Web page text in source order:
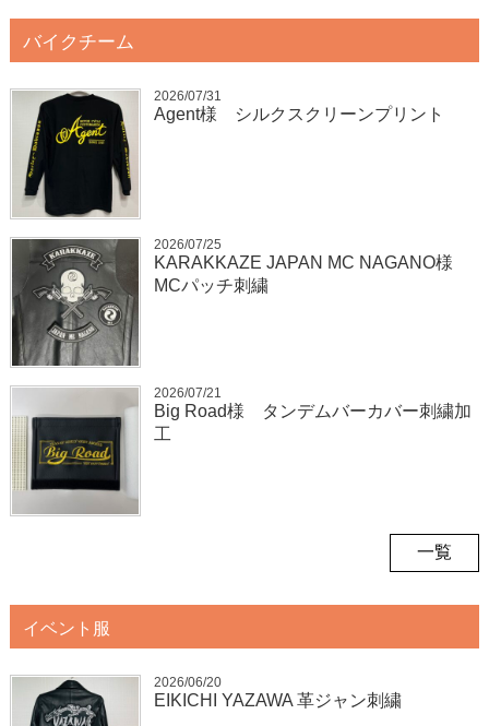
バイクチーム
2026/07/31
Agent様 シルクスクリーンプリント
2026/07/25
KARAKKAZE JAPAN MC NAGANO様
MCパッチ刺繍
2026/07/21
Big Road様 タンデムバーカバー刺繍加
工
一覧
イベント服
2026/06/20
EIKICHI YAZAWA 革ジャン刺繍